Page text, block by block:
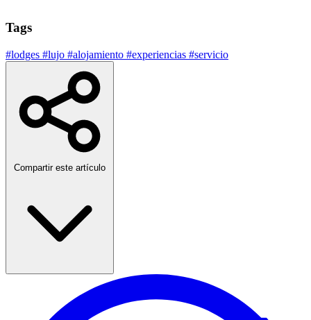
Tags
#lodges #lujo #alojamiento #experiencias #servicio
Compartir este artículo